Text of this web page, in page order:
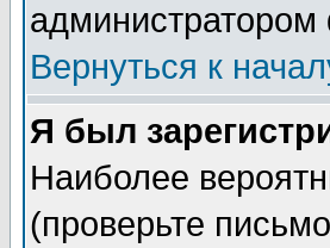
Вернуться к
Я был
Наиболее
(проверьте